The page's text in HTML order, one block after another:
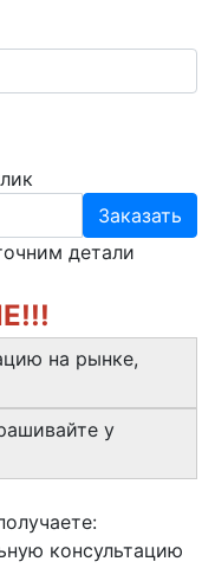
Заказать
детали
на рынке,
у
консультацию